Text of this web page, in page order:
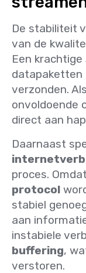
De stabiliteit
van de
Een krachtige
datapaketten
verzonden.
onvoldoende
direct aan
Daarnaast
proces.
protocol
stabiel
aan
instabiele
buffering,
verstoren.